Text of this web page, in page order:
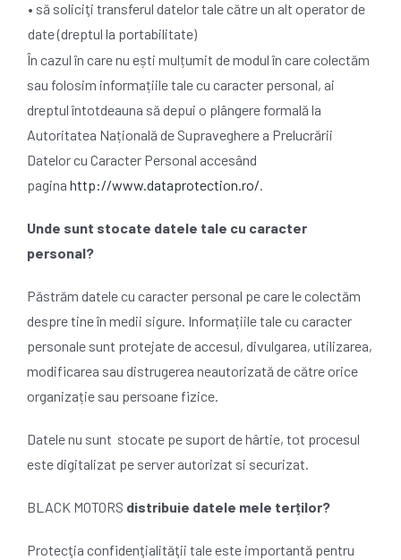
• să soliciţi transferul datelor tale către un alt operator de
date (dreptul la portabilitate)
În cazul în care nu ești mulțumit de modul în care colectăm
sau folosim informațiile tale cu caracter personal, ai
dreptul întotdeauna să depui o plângere formală la
Autoritatea Națională de Supraveghere a Prelucrării
Datelor cu Caracter Personal accesând
pagina http://www.dataprotection.ro/.
Unde sunt stocate datele tale cu caracter
personal?
Păstrăm datele cu caracter personal pe care le colectăm
despre tine în medii sigure. Informațiile tale cu caracter
personale sunt protejate de accesul, divulgarea, utilizarea,
modificarea sau distrugerea neautorizată de către orice
organizație sau persoane fizice.
Datele nu sunt stocate pe suport de hârtie, tot procesul
este digitalizat pe server autorizat si securizat.
BLACK MOTORS distribuie datele mele terților?
Protecţia confidenţialităţii tale este importantă pentru